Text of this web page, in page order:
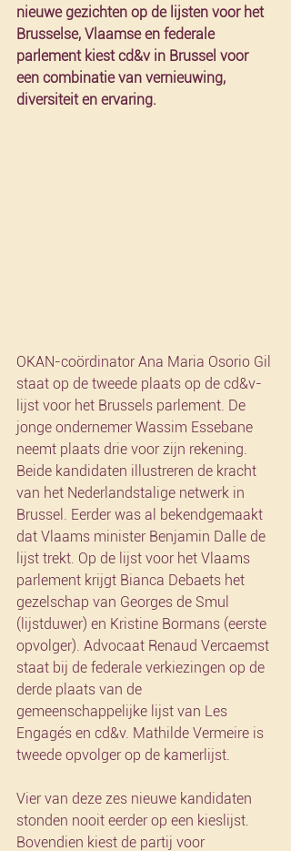
nieuwe gezichten op de lijsten voor het
Brusselse, Vlaamse en federale
parlement kiest cd&v in Brussel voor
een combinatie van vernieuwing,
diversiteit en ervaring.
OKAN-coördinator Ana Maria Osorio Gil
staat op de tweede plaats op de cd&v-
lijst voor het Brussels parlement. De
jonge ondernemer Wassim Essebane
neemt plaats drie voor zijn rekening.
Beide kandidaten illustreren de kracht
van het Nederlandstalige netwerk in
Brussel. Eerder was al bekendgemaakt
dat Vlaams minister Benjamin Dalle de
lijst trekt. Op de lijst voor het Vlaams
parlement krijgt Bianca Debaets het
gezelschap van Georges de Smul
(lijstduwer) en Kristine Bormans (eerste
opvolger). Advocaat Renaud Vercaemst
staat bij de federale verkiezingen op de
derde plaats van de
gemeenschappelijke lijst van Les
Engagés en cd&v. Mathilde Vermeire is
tweede opvolger op de kamerlijst.
Vier van deze zes nieuwe kandidaten
stonden nooit eerder op een kieslijst.
Bovendien kiest de partij voor